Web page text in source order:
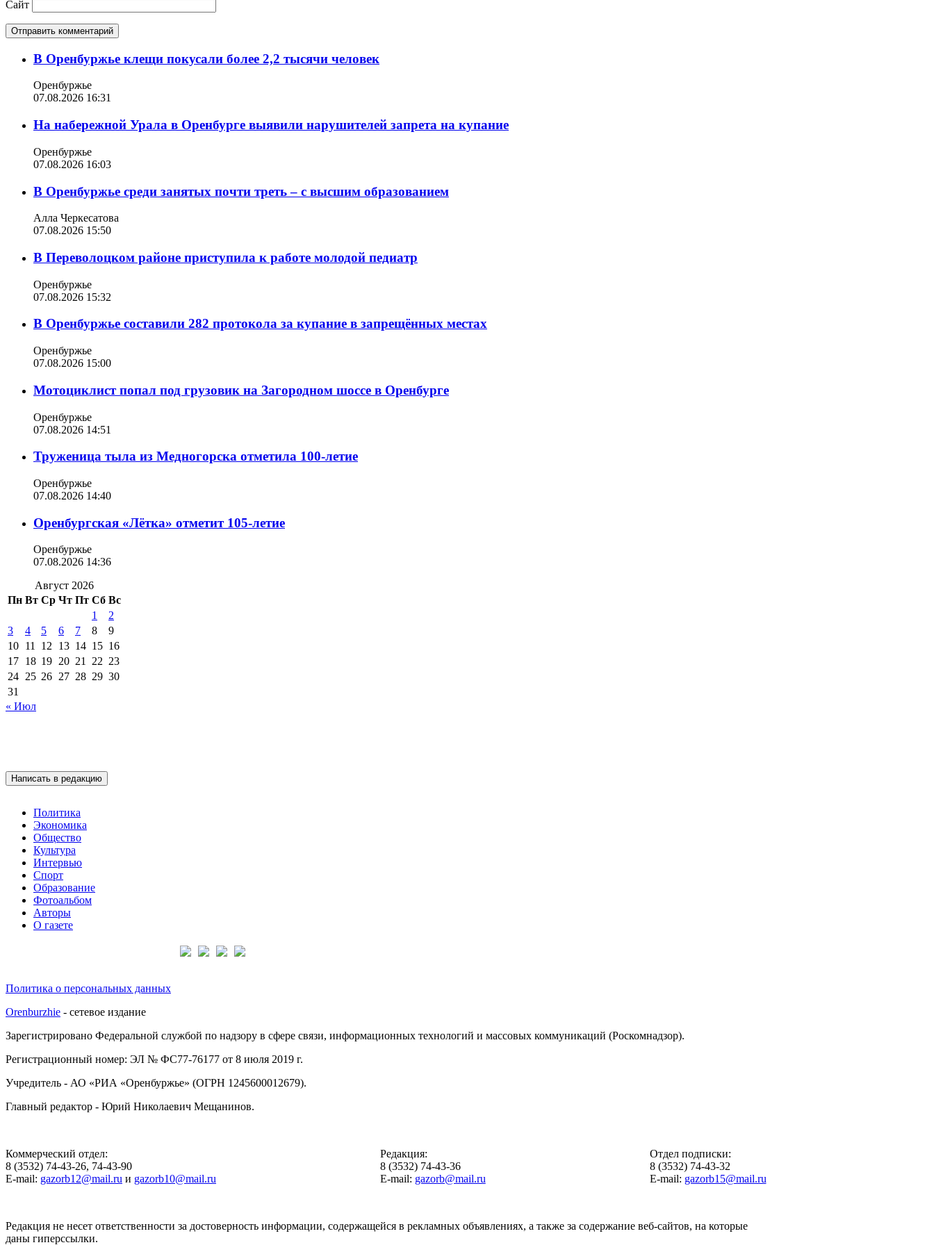
Сайт
В Оренбуржье клещи покусали более 2,2 тысячи человек
Оренбуржье
07.08.2026 16:31
На набережной Урала в Оренбурге выявили нарушителей запрета на купание
Оренбуржье
07.08.2026 16:03
В Оренбуржье среди занятых почти треть – с высшим образованием
Алла Черкесатова
07.08.2026 15:50
В Переволоцком районе приступила к работе молодой педиатр
Оренбуржье
07.08.2026 15:32
В Оренбуржье составили 282 протокола за купание в запрещённых местах
Оренбуржье
07.08.2026 15:00
Мотоциклист попал под грузовик на Загородном шоссе в Оренбурге
Оренбуржье
07.08.2026 14:51
Труженица тыла из Медногорска отметила 100-летие
Оренбуржье
07.08.2026 14:40
Оренбургская «Лётка» отметит 105-летие
Оренбуржье
07.08.2026 14:36
Август 2026
Пн Вт Ср Чт Пт Сб Вс
1
2
3
4 5 6 7 8
9
10 11 12 13 14 15 16
17 18 19 20 21 22 23
24 25 26 27 28 29 30
31
« Июл
Написать в редакцию
Политика
Экономика
Общество
Культура
Интервью
Спорт
Образование
Фотоальбом
Авторы
О газете
Политика о персональных данных
Orenburzhie - сетевое издание
Зарегистрировано Федеральной службой по надзору в сфере связи, информационных технологий и массовых коммуникаций (Роскомнадзор).
Регистрационный номер: ЭЛ № ФС77-76177 от 8 июля 2019 г.
Учредитель - АО «РИА «Оренбуржье» (ОГРН 1245600012679).
Главный редактор - Юрий Николаевич Мещанинов.
Коммерческий отдел:
8 (3532) 74-43-26, 74-43-90
E-mail: gazorb12@mail.ru и gazorb10@mail.ru
Редакция:
8 (3532) 74-43-36
E-mail: gazorb@mail.ru
Отдел подписки:
8 (3532) 74-43-32
E-mail: gazorb15@mail.ru
Редакция не несет ответственности за достоверность информации, содержащейся в рекламных объявлениях, а также за содержание веб-сайтов, на которые
даны гиперссылки.